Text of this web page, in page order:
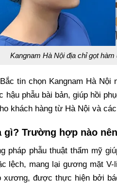
Kangnam Hà Nội địa chỉ gọt
tin chọn Kangnam Hà
hậu phẫu bài bản, giúp hồi
khách hàng từ Hà Nội và
gì? Trường hợp nào
pháp phẫu thuật thẩm mỹ
lệch, mang lại gương mặt
xương, được thực hiện bởi